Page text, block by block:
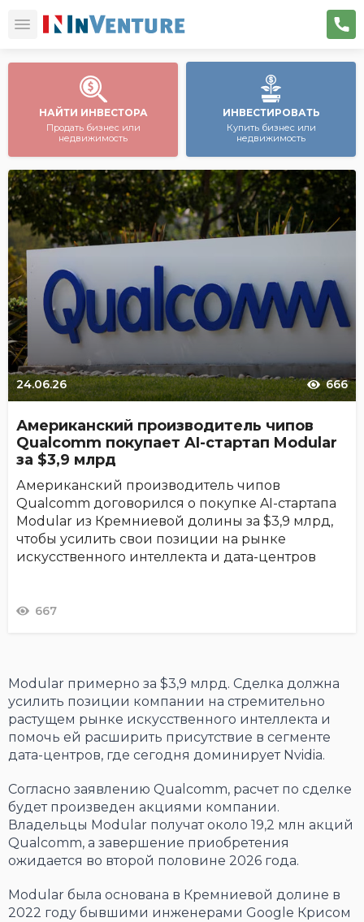
НАЙТИ ИНВЕСТОРА
Продать бизнес или
недвижимость
ИНВЕСТИРОВАТЬ
Купить бизнес или
недвижимость
24.06.26 666
Американский производитель чипов
Qualcomm покупает AI-стартап Modular
за $3,9 млрд
Американский производитель чипов
Qualcomm договорился о покупке AI-стартапа
Modular из Кремниевой долины за $3,9 млрд,
чтобы усилить свои позиции на рынке
искусственного интеллекта и дата-центров
667
Modular примерно за $3,9 млрд. Сделка должна
усилить позиции компании на стремительно
растущем рынке искусственного интеллекта и
помочь ей расширить присутствие в сегменте
дата-центров, где сегодня доминирует Nvidia.
Согласно заявлению Qualcomm, расчет по сделке
будет произведен акциями компании.
Владельцы Modular получат около 19,2 млн акций
Qualcomm, а завершение приобретения
ожидается во второй половине 2026 года.
Modular была основана в Кремниевой долине в
2022 году бывшими инженерами Google Крисом